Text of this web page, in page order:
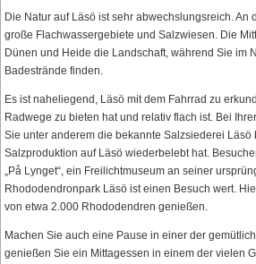
Die Natur auf Läsö ist sehr abwechslungsreich. An
große Flachwassergebiete und Salzwiesen. Die
Dünen und Heide die Landschaft, während Sie im
Badestrände finden.
Es ist naheliegend, Läsö mit dem Fahrrad zu
Radwege zu bieten hat und relativ flach ist. Bei
Sie unter anderem die bekannte Salzsiederei
Salzproduktion auf Läsö wiederbelebt hat.
„På Lynget“, ein Freilichtmuseum an seiner
Rhododendronpark Läsö ist einen Besuch wert.
von etwa 2.000 Rhododendren genießen.
Machen Sie auch eine Pause in einer der
genießen Sie ein Mittagessen in einem der vielen